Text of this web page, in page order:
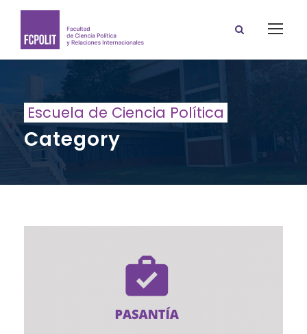
Escuela de Ciencia Política
Category